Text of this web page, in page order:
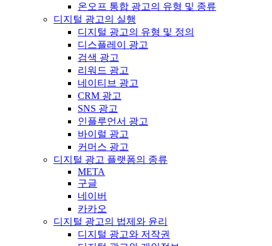
온오프 통합 광고의 유형 및 종류
디지털 광고의 실행
디지털 광고의 유형 및 정의
디스플레이 광고
검색 광고
리워드 광고
네이티브 광고
CRM 광고
SNS 광고
인플루언서 광고
바이럴 광고
커머스 광고
디지털 광고 플랫폼의 종류
META
구글
네이버
카카오
디지털 광고의 법제와 윤리
디지털 광고와 저작권